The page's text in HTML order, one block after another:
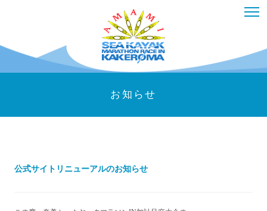
お知らせ
公式サイトリニューアルのお知らせ